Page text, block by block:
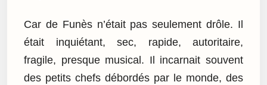
Car de Funès n’était pas seulement drôle. Il
était inquiétant, sec, rapide, autoritaire,
fragile, presque musical. Il incarnait souvent
des petits chefs débordés par le monde, des